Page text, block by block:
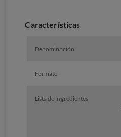
Caracterí­sticas
Denominación
Formato
Lista de ingredientes